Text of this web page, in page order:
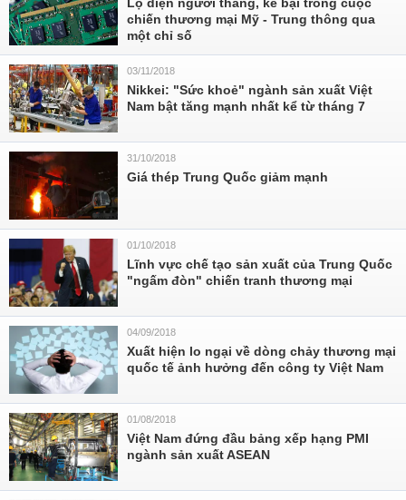
chiến thương mại Mỹ - Trung thông qua
một chỉ số
03/11/2018
Nikkei: "Sức khoẻ" ngành sản xuất Việt
Nam bật tăng mạnh nhất kể từ tháng 7
31/10/2018
Giá thép Trung Quốc giảm mạnh
01/10/2018
Lĩnh vực chế tạo sản xuất của Trung Quốc
"ngấm đòn" chiến tranh thương mại
04/09/2018
Xuất hiện lo ngại về dòng chảy thương mại
quốc tế ảnh hưởng đến công ty Việt Nam
01/08/2018
Việt Nam đứng đầu bảng xếp hạng PMI
ngành sản xuất ASEAN